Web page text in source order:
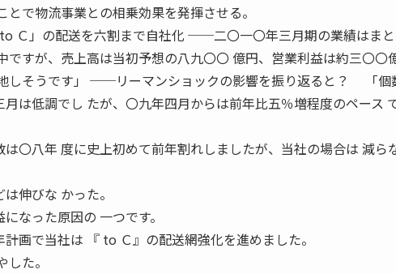
で物流事業との相乗効果を発揮させる。
to Ｃ」の配送を六割まで自社化 ──二〇一〇年三月期の業績はま
すが、売上高は当初予想の八九〇〇 億円、営業利益は約三〇〇
しそうです」 ──リーマンショックの影響を振り返ると？ 「個
は低調でし たが、〇九年四月からは前年比五％増程度のペース
〇八年 度に史上初めて前年割れしましたが、当社の場合は 減ら
伸びな かった。
なった原因の 一つです。
画で当社は 『 to Ｃ』の配送網強化を進めました。
た。